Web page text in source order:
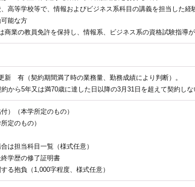
高等学校等で、情報およびビジネス系科目の講義を担当した経
能な方
商業の教員免許を保持し、情報系、ビジネス系の資格試験指導
新 有（契約期間満了時の業務量、勤務成績により判断）。
から5年又は満70歳に達した日以降の3月31日を超えて契約しな
）（本学所定のもの）
定のもの）
は担当科目一覧（様式任意）
学歴の修了証明書
る抱負（1,000字程度、様式任意）